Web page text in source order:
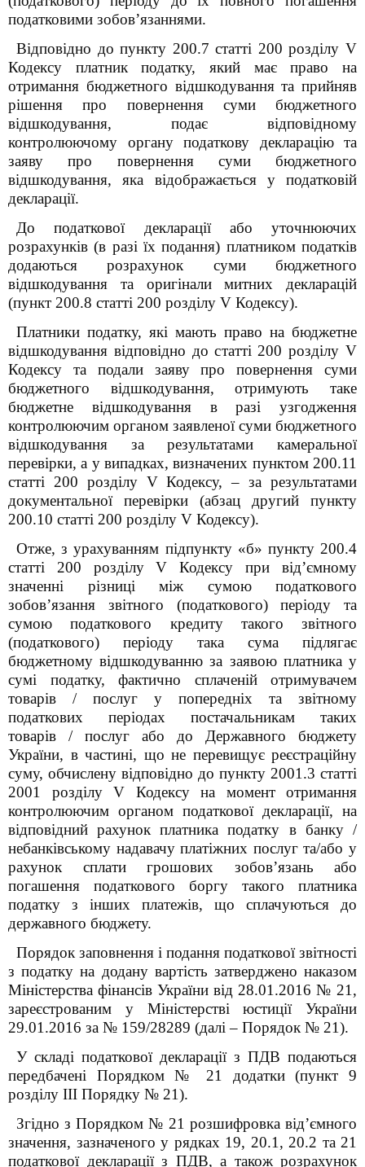
податковими зобов’язаннями.
Відповідно до пункту 200.7 статті 200розділу V
Кодексу платник податку, який має право на
отримання бюджетного відшкодування та прийняв
рішення про повернення суми бюджетного
відшкодування, подає відповідному
контролюючому органу податкову декларацію та
заяву про повернення суми бюджетного
відшкодування, яка відображається у податковій
декларації.
До податкової декларації або уточнюючих
розрахунків (в разі їх подання) платником податків
додаються розрахунок суми бюджетного
відшкодування та оригінали митних декларацій
(пункт 200.8 статті 200 розділу V Кодексу).
Платники податку, які мають право на бюджетне
відшкодування відповідно до статті 200 розділу V
Кодексу та подали заяву про повернення суми
бюджетного відшкодування, отримують таке
бюджетне відшкодування в разі узгодження
контролюючим органом заявленої суми бюджетного
відшкодування за результатами камеральної
перевірки, а у випадках, визначених пунктом 200.11
статті 200 розділу V Кодексу, – за результатами
документальної перевірки (абзац другий пункту
200.10 статті 200 розділу V Кодексу).
Отже, з урахуванням підпункту «б» пункту 200.4
статті 200 розділу V Кодексу при від’ємному
значенні різниці між сумою податкового
зобов’язання звітного (податкового) періоду та
сумою податкового кредиту такого звітного
(податкового) періоду така сума підлягає
бюджетному відшкодуванню за заявою платника у
сумі податку, фактично сплаченій отримувачем
товарів / послуг у попередніх та звітному
податкових періодах постачальникам таких
товарів / послуг або до Державного бюджету
України, в частині, що не перевищує реєстраційну
суму, обчислену відповідно до пункту 2001 .3 статті
2001
розділу V Кодексу на момент отримання
контролюючим органом податкової декларації, на
відповідний рахунок платника податку в банку /
небанківському надавачу платіжних послуг та/або у
рахунок сплати грошових зобов’язань або
погашення податкового боргу такого платника
податку з інших платежів, що сплачуються до
державного бюджету.
Порядок заповнення і подання податкової звітності
з податку на додану вартість затверджено наказом
Міністерства фінансів України від 28.01.2016 № 21,
зареєстрованим у Міністерстві юстиції України
29.01.2016 за № 159/28289 (далі – Порядок № 21).
У складі податкової декларації з ПДВ подаються
передбачені Порядком № 21 додатки (пункт 9
розділу III Порядку № 21).
Згідно з Порядком № 21 розшифровка від’ємного
значення, зазначеного у рядках 19, 20.1, 20.2 та 21
податкової декларації з ПДВ, а також розрахунок